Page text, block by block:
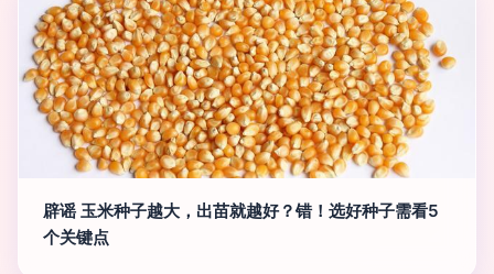
辟谣 玉米种子越大，出苗就越好？错！选好种子需看5
个关键点